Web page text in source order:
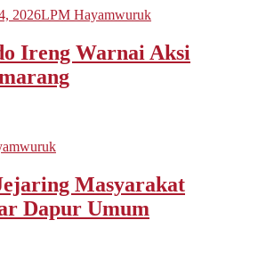
2026LPM Hayamwuruk
Ireng Warnai Aksi
Masyarakat
Dapur Umum